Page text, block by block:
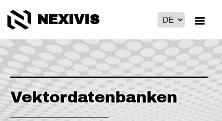
NEXIVIS
Vektordatenbanken